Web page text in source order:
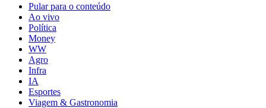
Pular para o conteúdo
Ao vivo
Política
Money
WW
Agro
Infra
IA
Esportes
Viagem & Gastronomia